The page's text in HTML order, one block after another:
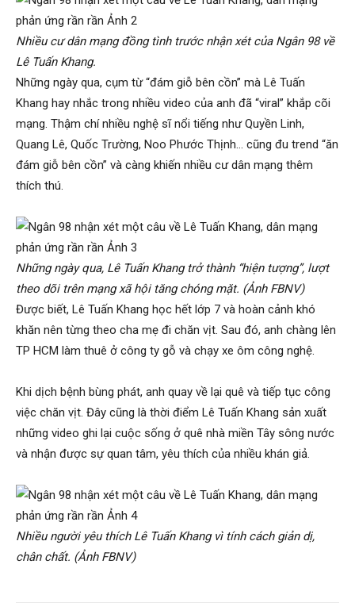
Nhiều cư dân mạng đồng tình trước nhận xét của Ngân 98 về
Lê Tuấn Khang.
Những ngày qua, cụm từ “đám giỗ bên cồn” mà Lê Tuấn
Khang hay nhắc trong nhiều video của anh đã “viral” khắp cõi
mạng. Thậm chí nhiều nghệ sĩ nổi tiếng như Quyền Linh,
Quang Lê, Quốc Trường, Noo Phước Thịnh… cũng đu trend “ăn
đám giỗ bên cồn” và càng khiến nhiều cư dân mạng thêm
thích thú.
Những ngày qua, Lê Tuấn Khang trở thành “hiện tượng”, lượt
theo dõi trên mạng xã hội tăng chóng mặt. (Ảnh FBNV)
Được biết, Lê Tuấn Khang học hết lớp 7 và hoàn cảnh khó
khăn nên từng theo cha mẹ đi chăn vịt. Sau đó, anh chàng lên
TP HCM làm thuê ở công ty gỗ và chạy xe ôm công nghệ.
Khi dịch bệnh bùng phát, anh quay về lại quê và tiếp tục công
việc chăn vịt. Đây cũng là thời điểm Lê Tuấn Khang sản xuất
những video ghi lại cuộc sống ở quê nhà miền Tây sông nước
và nhận được sự quan tâm, yêu thích của nhiều khán giả.
Nhiều người yêu thích Lê Tuấn Khang vì tính cách giản dị,
chân chất. (Ảnh FBNV)